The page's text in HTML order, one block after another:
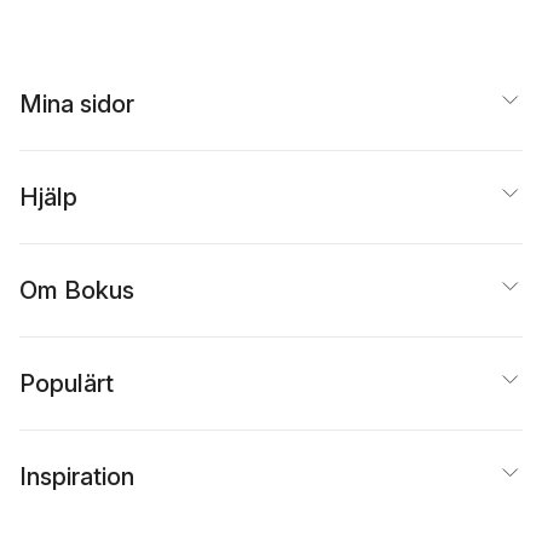
Mina sidor
Hjälp
Om Bokus
Populärt
Inspiration